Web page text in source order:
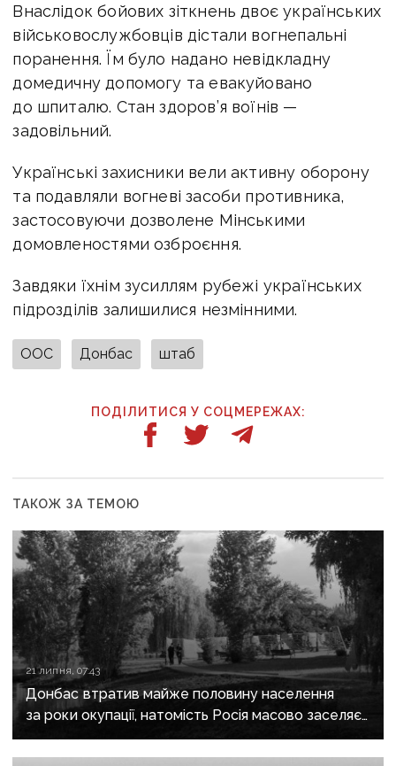
Внаслідок бойових зіткнень двоє українських
військовослужбовців дістали вогнепальні
поранення. Їм було надано невідкладну
домедичну допомогу та евакуйовано
до шпиталю. Стан здоров’я воїнів —
задовільний.
Українські захисники вели активну оборону
та подавляли вогневі засоби противника,
застосовуючи дозволене Мінськими
домовленостями озброєння.
Завдяки їхнім зусиллям рубежі українських
підрозділів залишилися незмінними.
ООС Донбас штаб
ПОДІЛИТИСЯ У СОЦМЕРЕЖАХ:
ТАКОЖ ЗА ТЕМОЮ
21 липня, 07:43
Донбас втратив майже половину населення
за роки окупації, натомість Росія масово заселяє
регіон своїми громадянами — ГУР